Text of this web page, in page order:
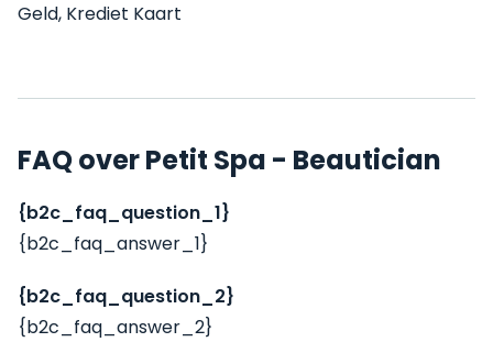
Geld, Krediet Kaart
FAQ over Petit Spa - Beautician
{b2c_faq_question_1}
{b2c_faq_answer_1}
{b2c_faq_question_2}
{b2c_faq_answer_2}